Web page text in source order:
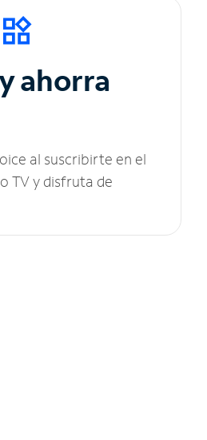
ahorra
al suscribirte en el
TV y disfruta de